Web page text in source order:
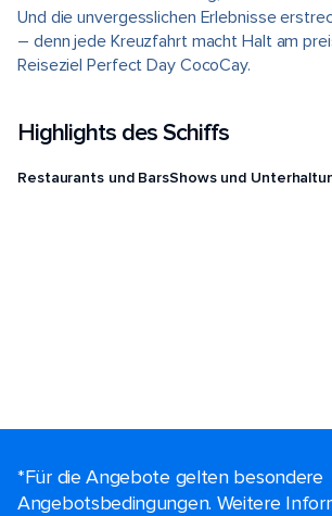
Und die unvergesslichen Erlebnisse
– denn jede Kreuzfahrt macht Halt am
Reiseziel Perfect Day CocoCay.
Highlights des Schiffs
Restaurants und BarsShows und
*Für die Angebote gelten besondere
Angebotsbedingungen. Weitere